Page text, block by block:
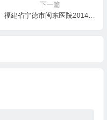
下一篇
福建省宁德市闽东医院2014年上半年招聘本科以上学历毕业生的通知